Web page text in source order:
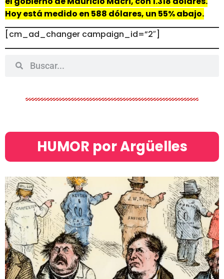
Hoy está medido en 588 dólares, un 55% abajo.
[cm_ad_changer campaign_id=”2″]
HUMOR por Argüelles​